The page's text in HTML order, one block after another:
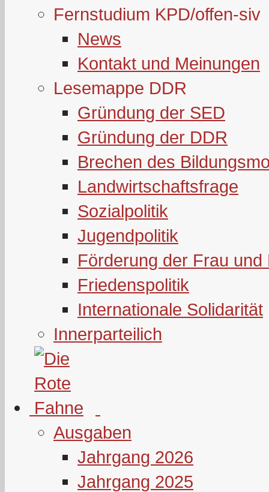
Fernstudium KPD/offen-siv
News
Kontakt und Meinungen
Lesemappe DDR
Gründung der SED
Gründung der DDR
Brechen des
Landwirtschaftsfrage
Sozialpolitik
Jugendpolitik
Förderung der Frau und
Friedenspolitik
Internationale Solidarität
Innerparteilich
Ausgaben
Jahrgang 2026
Jahrgang 2025